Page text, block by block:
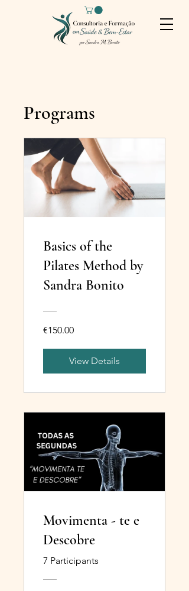
Programs
Basics of the
Pilates Method by
Sandra Bonito
€150.00
View Details
Movimenta - te e
Descobre
7 Participants